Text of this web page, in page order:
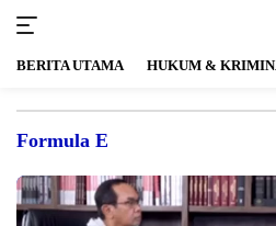
konten
BERITA UTAMA HUKUM &
Formula E